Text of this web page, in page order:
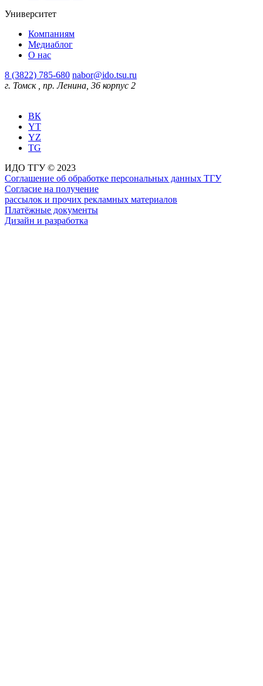
Университет
Компаниям
Медиаблог
О нас
8 (3822) 785-680 nabor@ido.tsu.ru
г. Томск, пр. Ленина, 36 корпус 2
ВК
YT
YZ
TG
ИДО ТГУ © 2023
Соглашение об обработке персональных данных ТГУ
Согласие на получение
рассылок и прочих рекламных материалов
Платёжные документы
Дизайн и разработка